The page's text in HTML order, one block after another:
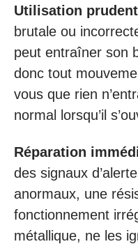
Utilisation
brutale ou
peut entraîner son
donc tout
vous que rien
normal lorsqu’il
Réparation
des signaux
anormaux, une
fonctionnement
métallique, ne les